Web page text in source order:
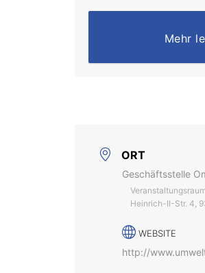
Mehr
ORT
Geschäftsstelle
Heinrich-II-Str. 4,
WEBSITE
http://